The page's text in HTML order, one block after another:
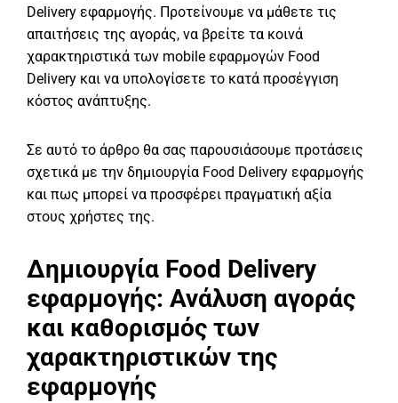
Delivery εφαρμογής. Προτείνουμε να μάθετε τις
απαιτήσεις της αγοράς, να βρείτε τα κοινά
χαρακτηριστικά των mobile εφαρμογών Food
Delivery και να υπολογίσετε το κατά προσέγγιση
κόστος ανάπτυξης.
Σε αυτό το άρθρο θα σας παρουσιάσουμε προτάσεις
σχετικά με την δημιουργία Food Delivery εφαρμογής
και πως μπορεί να προσφέρει πραγματική αξία
στους χρήστες της.
Δημιουργία Food Delivery
εφαρμογής: Ανάλυση αγοράς
και καθορισμός των
χαρακτηριστικών της
εφαρμογής